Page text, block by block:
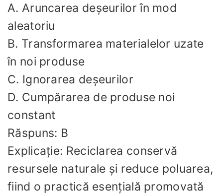
A. Aruncarea deșeurilor în mod
aleatoriu
B. Transformarea materialelor uzate
în noi produse
C. Ignorarea deșeurilor
D. Cumpărarea de produse noi
constant
Răspuns: B
Explicație: Reciclarea conservă
resursele naturale și reduce poluarea,
fiind o practică esențială promovată